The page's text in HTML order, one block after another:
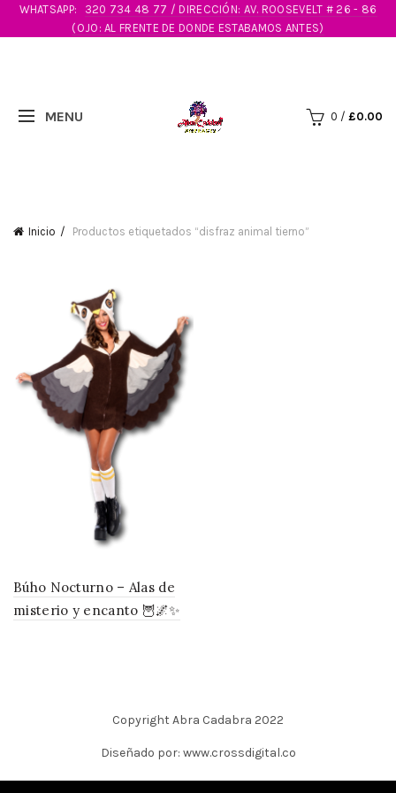
WHATSAPP:
320 734 48 77 / DIRECCIÓN: AV. ROOSEVELT # 26 - 86
(OJO: AL FRENTE DE DONDE ESTABAMOS ANTES)
0 / £0.00
Inicio Productos etiquetados “disfraz animal tierno”
Búho Nocturno – Alas de
misterio y encanto 🦉🌌✨
Copyright Abra Cadabra 2022
Diseñado por: www.crossdigital.co